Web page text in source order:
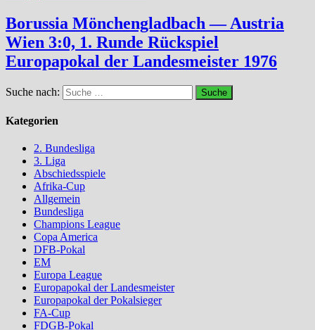
Borussia Mönchengladbach — Austria
Wien 3:0, 1. Runde Rückspiel
Europapokal der Landesmeister 1976
Suche nach:
Kategorien
2. Bundesliga
3. Liga
Abschiedsspiele
Afrika-Cup
Allgemein
Bundesliga
Champions League
Copa America
DFB-Pokal
EM
Europa League
Europapokal der Landesmeister
Europapokal der Pokalsieger
FA-Cup
FDGB-Pokal